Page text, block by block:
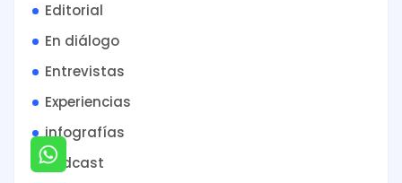
Editorial
En diálogo
Entrevistas
Experiencias
infografías
Podcast